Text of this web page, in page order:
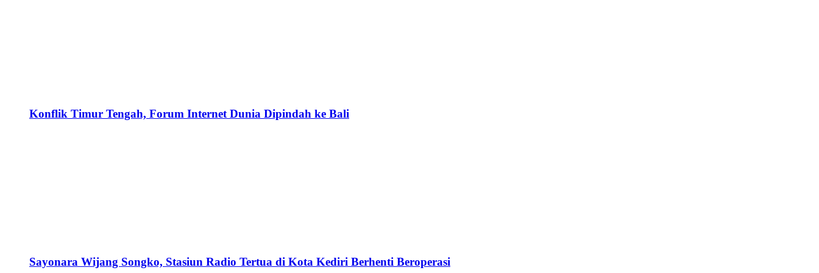
Konflik Timur Tengah, Forum Internet Dunia Dipindah ke Bali
Sayonara Wijang Songko, Stasiun Radio Tertua di Kota Kediri Berhenti Beroperasi